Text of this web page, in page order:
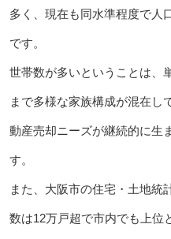
多く、現在も同水準程度で人
です。
世帯数が多いということは、
まで多様な家族構成が混在し
動産売却ニーズが継続的に生
す。
また、大阪市の住宅・土地統
数は12万戸超で市内でも上位